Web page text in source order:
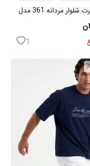
پکیج ست تیشرت شلوار مردانه 361 مدل
1